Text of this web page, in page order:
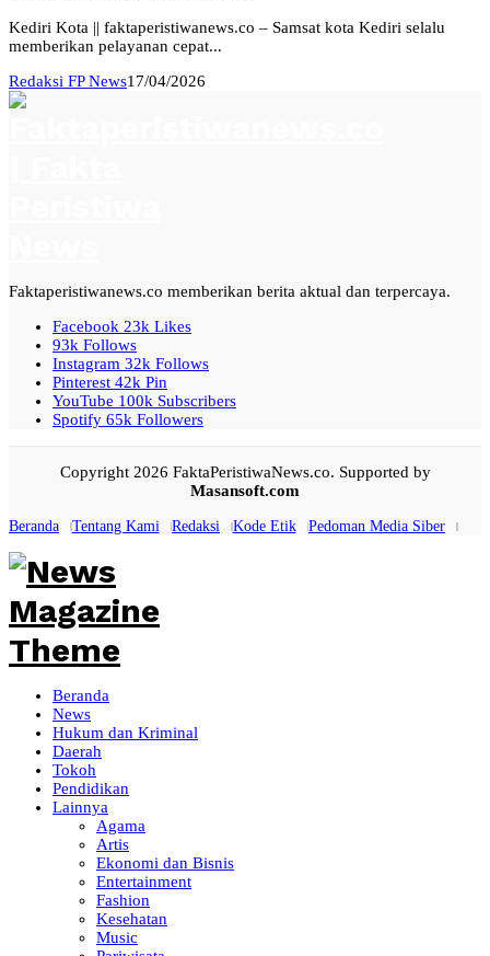
Kediri Kota || faktaperistiwanews.co – Samsat kota Kediri selalu
memberikan pelayanan cepat...
Redaksi FP News17/04/2026
Faktaperistiwanews.co memberikan berita aktual dan terpercaya.
Facebook 23k Likes
93k Follows
Instagram 32k Follows
Pinterest 42k Pin
YouTube 100k Subscribers
Spotify 65k Followers
Copyright 2026 FaktaPeristiwaNews.co. Supported by
Masansoft.com
Beranda Tentang Kami Redaksi Kode Etik Pedoman Media Siber
Beranda
News
Hukum dan Kriminal
Daerah
Tokoh
Pendidikan
Lainnya
Agama
Artis
Ekonomi dan Bisnis
Entertainment
Fashion
Kesehatan
Music